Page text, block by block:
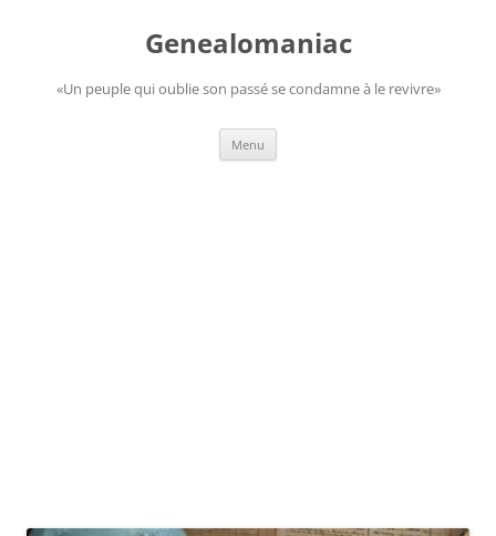
Genealomaniac
«Un peuple qui oublie son passé se condamne à le revivre»
Menu